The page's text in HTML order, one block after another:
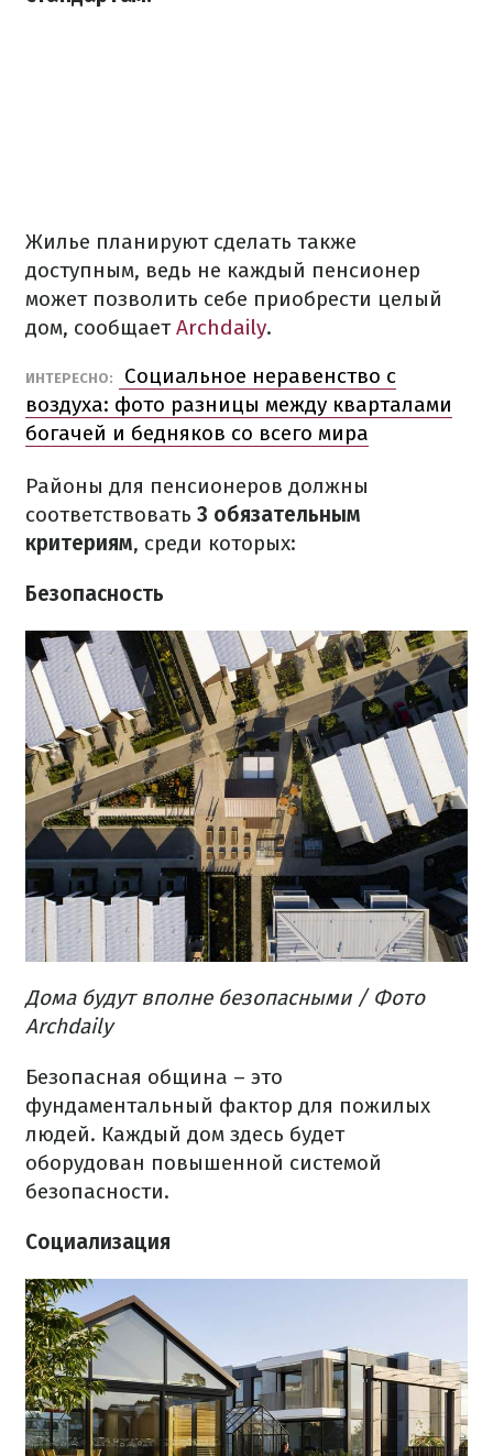
Жилье планируют сделать также
доступным, ведь не каждый пенсионер
может позволить себе приобрести целый
дом, сообщаетArchdaily.
ИНТЕРЕСНО:
Социальное неравенство с
воздуха: фото разницы между кварталами
богачей и бедняков со всего мира
Районы для пенсионеров должны
соответствовать 3 обязательным
критериям, среди которых:
Безопасность
Дома будут вполне безопасными / Фото
Archdaily
Безопасная община – это
фундаментальный фактор для пожилых
людей. Каждый дом здесь будет
оборудован повышенной системой
безопасности.
Социализация